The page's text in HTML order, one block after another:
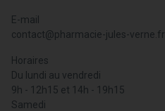
E-mail
contact@pharmacie-jules-verne.fr
Horaires
Du lundi au vendredi
9h - 12h15 et 14h - 19h15
Samedi